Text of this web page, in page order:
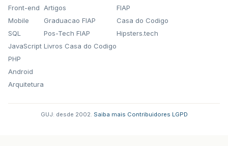
Front-end
Mobile
SQL
JavaScript
PHP
Android
Arquitetura
Artigos
Graduacao FIAP
Pos-Tech FIAP
Livros Casa do Codigo
FIAP
Casa do Codigo
Hipsters.tech
GUJ: desde 2002. Saiba mais Contribuidores LGPD